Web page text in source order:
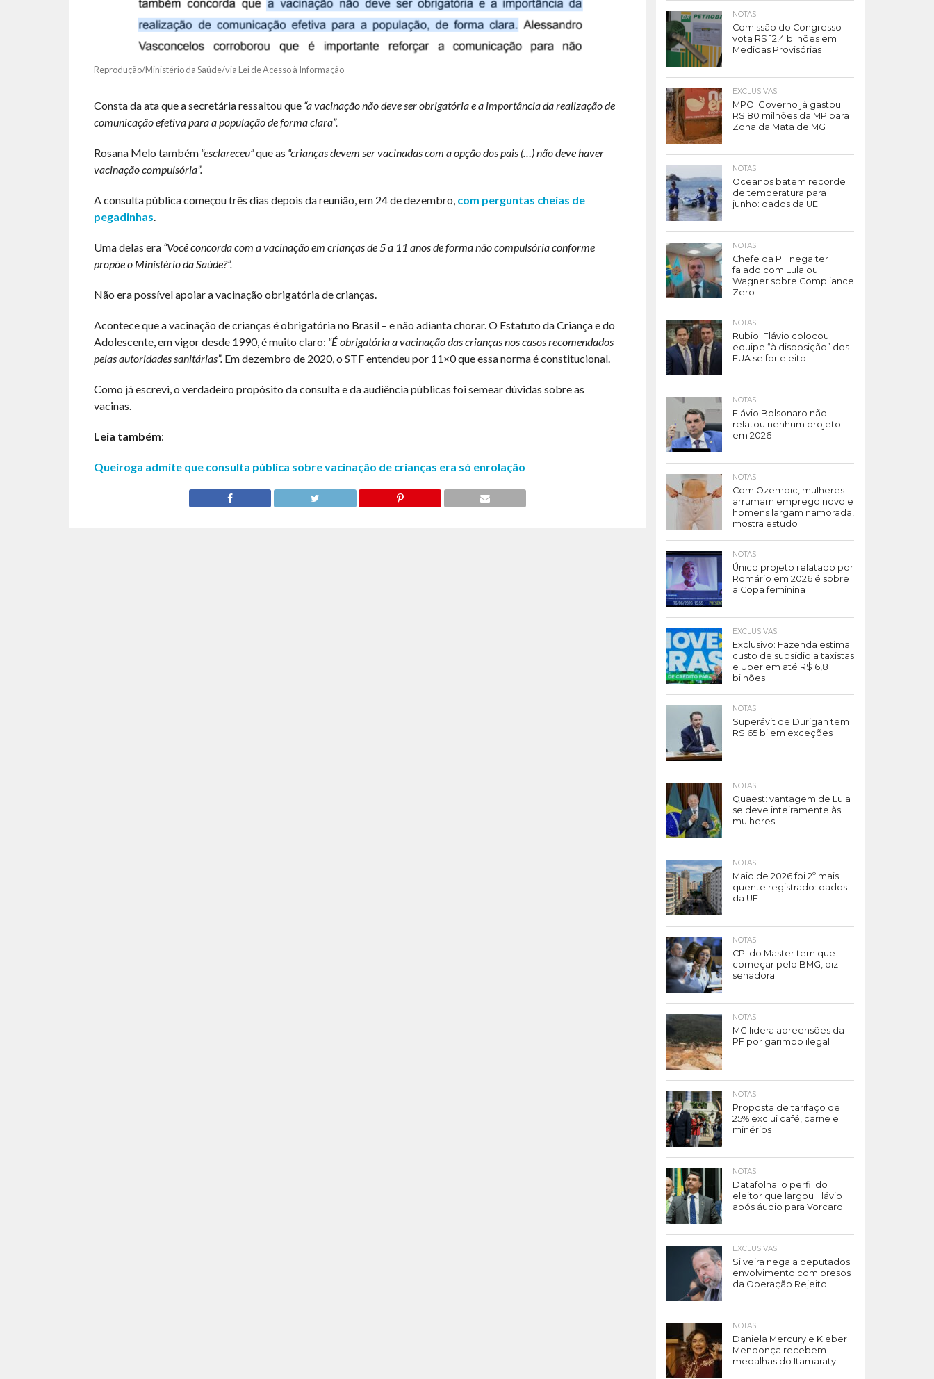
Reprodução/Ministério da Saúde/via Lei de Acesso à Informação
Consta da ata que a secretária ressaltou que “a vacinação não deve ser obrigatória e a importância da realização de
comunicação efetiva para a população de forma clara”.
Rosana Melo também “esclareceu”que as “crianças devem ser vacinadas com a opção dos pais (…) não deve haver
vacinação compulsória”.
A consulta pública começou três dias depois da reunião, em 24 de dezembro, com perguntas cheias de
pegadinhas.
Uma delas era “Você concorda com a vacinação em crianças de 5 a 11 anos de forma não compulsória conforme
propõe o Ministério da Saúde?”.
Não era possível apoiar a vacinação obrigatória de crianças.
Acontece que a vacinação de crianças é obrigatória no Brasil – e não adianta chorar. O Estatuto da Criança e do
Adolescente, em vigor desde 1990, é muito claro: “É obrigatória a vacinação das crianças nos casos recomendados
pelas autoridades sanitárias”.Em dezembro de 2020, o STF entendeu por 11×0 que essa norma é constitucional.
Como já escrevi, o verdadeiro propósito da consulta e da audiência públicas foi semear dúvidas sobre as
vacinas.
Leia também:
Queiroga admite que consulta pública sobre vacinação de crianças era só enrolação
NOTAS
Comissão do Congresso
vota R$ 12,4 bilhões em
Medidas Provisórias
EXCLUSIVAS
MPO: Governo já gastou
R$ 80 milhões da MP para
Zona da Mata de MG
NOTAS
Oceanos batem recorde
de temperatura para
junho: dados da UE
NOTAS
Chefe da PF nega ter
falado com Lula ou
Wagner sobre Compliance
Zero
NOTAS
Rubio: Flávio colocou
equipe “à disposição” dos
EUA se for eleito
NOTAS
Flávio Bolsonaro não
relatou nenhum projeto
em 2026
NOTAS
Com Ozempic, mulheres
arrumam emprego novo e
homens largam namorada,
mostra estudo
NOTAS
Único projeto relatado por
Romário em 2026 é sobre
a Copa feminina
EXCLUSIVAS
Exclusivo: Fazenda estima
custo de subsídio a taxistas
e Uber em até R$ 6,8
bilhões
NOTAS
Superávit de Durigan tem
R$ 65 bi em exceções
NOTAS
Quaest: vantagem de Lula
se deve inteiramente às
mulheres
NOTAS
Maio de 2026 foi 2º mais
quente registrado: dados
da UE
NOTAS
CPI do Master tem que
começar pelo BMG, diz
senadora
NOTAS
MG lidera apreensões da
PF por garimpo ilegal
NOTAS
Proposta de tarifaço de
25% exclui café, carne e
minérios
NOTAS
Datafolha: o perfil do
eleitor que largou Flávio
após áudio para Vorcaro
EXCLUSIVAS
Silveira nega a deputados
envolvimento com presos
da Operação Rejeito
NOTAS
Daniela Mercury e Kleber
Mendonça recebem
medalhas do Itamaraty